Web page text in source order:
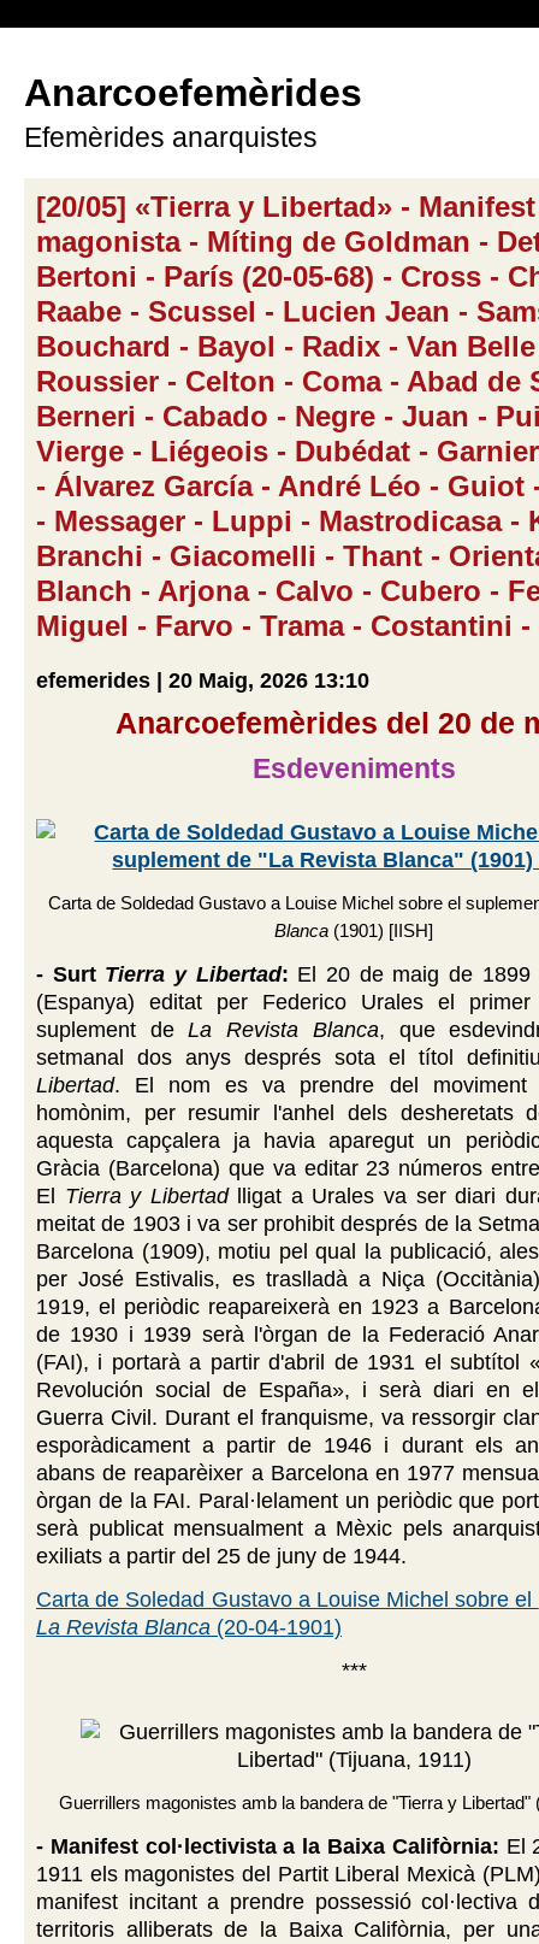
Anarcoefemèrides
Efemèrides anarquistes
[20/05] «Tierra y Libertad» - Manifest
magonista - Míting de Goldman -
Bertoni - París (20-05-68) - Cross -
Raabe - Scussel - Lucien Jean -
Bouchard - Bayol - Radix - Van
Roussier - Celton - Coma - Abad de
Berneri - Cabado - Negre - Juan -
Vierge - Liégeois - Dubédat -
- Álvarez García - André Léo - Guiot
- Messager - Luppi - Mastrodicasa -
Branchi - Giacomelli - Thant -
Blanch - Arjona - Calvo - Cubero -
Miguel - Farvo - Trama - Costantini -
efemerides | 20 Maig, 2026 13:10
Anarcoefemèrides del 20 de
Esdeveniments
Carta de Soldedad Gustavo a Louise Michel sobre el
Blanca (1901) [IISH]
- Surt Tierra y Libertad: El 20 de maig de 1899
(Espanya) editat per Federico Urales el
suplement deLa Revista Blanca, que
setmanal dos anys després sota el títol
Libertad. El nom es va prendre del moviment
homònim, per resumir l'anhel dels desheretats
aquesta capçalera ja havia aparegut un
Gràcia (Barcelona) que va editar 23 números
El Tierra y Libertadlligat a Urales va ser diari
meitat de 1903 i va ser prohibit després de la
Barcelona (1909), motiu pel qual la publicació,
per José Estivalis, es traslladà a Niça
1919, el periòdic reapareixerà en 1923 a
de 1930 i 1939 serà l'òrgan de la Federació
(FAI), i portarà a partir d'abril de 1931 el subtítol
Revolución social de España», i serà diari en
Guerra Civil. Durant el franquisme, va ressorgir
esporàdicament a partir de 1946 i durant els
abans de reaparèixer a Barcelona en 1977
òrgan de la FAI. Paral·lelament un periòdic que
serà publicat mensualment a Mèxic pels
exiliats a partir del 25 de juny de 1944.
Carta de Soledad Gustavo a Louise Michel sobre el
La Revista Blanca (20-04-1901)
***
Guerrillers magonistes amb la bandera de "Tierra y Libertad"
- Manifest col·lectivista a la Baixa Califòrnia: El
1911 els magonistes del Partit Liberal Mexicà
manifest incitant a prendre possessió col·lectiva
territoris alliberats de la Baixa Califòrnia, per